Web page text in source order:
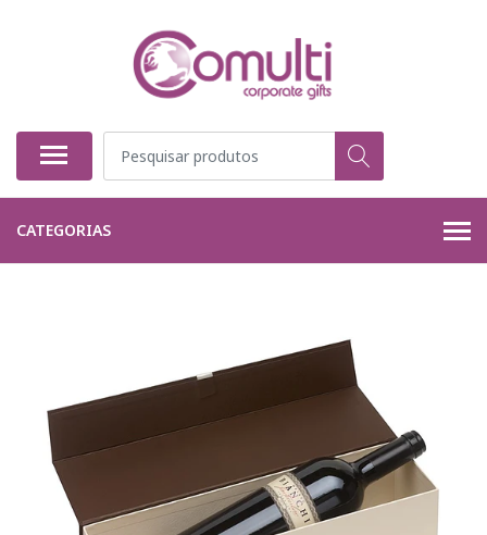
CATEGORIAS